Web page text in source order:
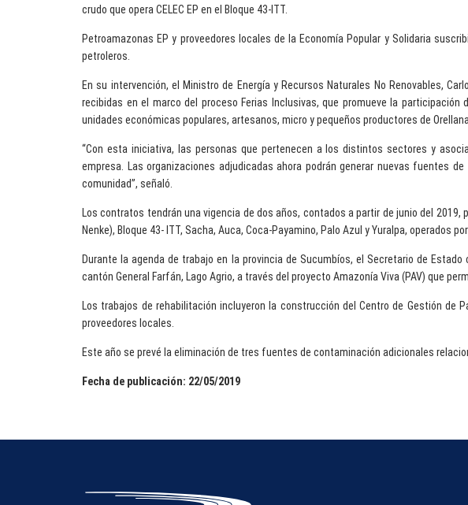
crudo que opera CELEC EP en el Bloque 43-ITT.
Petroamazonas EP y proveedores locales de la Economía Popular y Solidaria
petroleros.
En su intervención, el Ministro de Energía y Recursos Naturales No Renovables,
recibidas en el marco del proceso Ferias Inclusivas, que promueve la
unidades económicas populares, artesanos, micro y pequeños productores de
“Con esta iniciativa, las personas que pertenecen a los distintos sectores y
empresa. Las organizaciones adjudicadas ahora podrán generar nuevas fuentes
comunidad”, señaló.
Los contratos tendrán una vigencia de dos años, contados a partir de junio del 2019,
Nenke), Bloque 43- ITT, Sacha, Auca, Coca-Payamino, Palo Azul y Yuralpa, operados
Durante la agenda de trabajo en la provincia de Sucumbíos, el Secretario de
cantón General Farfán, Lago Agrio, a través del proyecto Amazonía Viva (PAV) que
Los trabajos de rehabilitación incluyeron la construcción del Centro de Gestión de
proveedores locales.
Este año se prevé la eliminación de tres fuentes de contaminación adicionales
Fecha de publicación: 22/05/2019